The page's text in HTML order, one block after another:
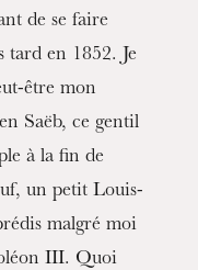
de se faire
tard en 1852. Je
être mon
Saëb, ce gentil
à la fin de
un petit Louis-
malgré moi
III. Quoi